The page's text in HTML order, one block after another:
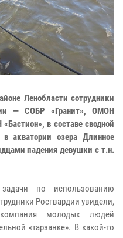
Ленобласти сотрудники
— СОБР «Гранит», ОМОН
в составе сводной
акватории озера Длинное
падения девушки с т.н.
по использованию
Росгвардии увидели,
молодых людей
«тарзанке». В какой-то